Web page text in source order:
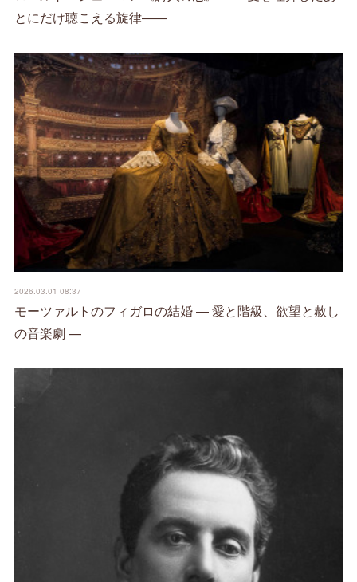
とにだけ聴こえる旋律――
2026.03.01 08:37
モーツァルトのフィガロの結婚 — 愛と階級、欲望と赦し
の音楽劇 —